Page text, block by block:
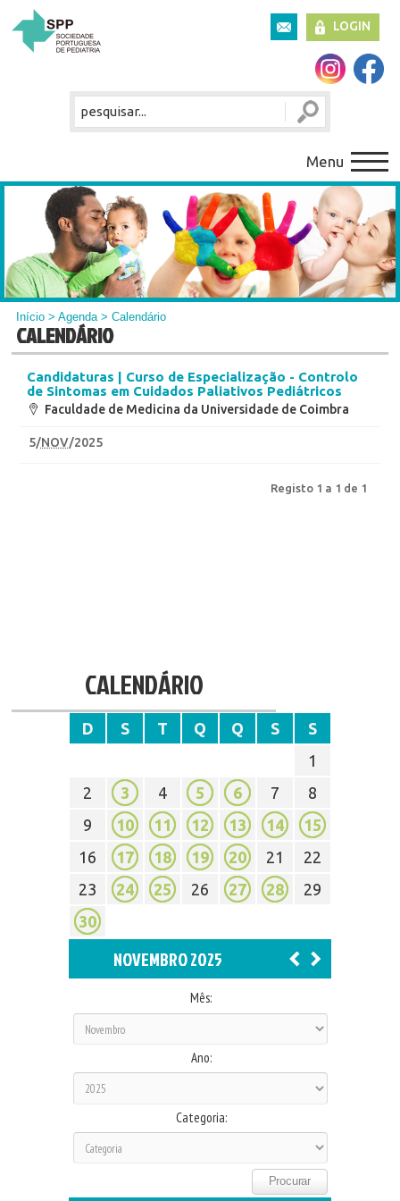
LOGIN
Menu
Início >Agenda> Calendário
CALENDÁRIO
Candidaturas | Curso de Especialização - Controlo
de Sintomas em Cuidados Paliativos Pediátricos
Faculdade de Medicina da Universidade de Coimbra
5/NOV/2025
Registo 1 a 1 de 1
CALENDÁRIO
D S T Q Q S
S
1
2
3 4 5 6 7
8
9
10 11 12 13 14
15
16
17 18 19 20 21
22
23
24 25 26 27 28
29
30
NOVEMBRO 2025
Mês:
Ano:
Categoria: